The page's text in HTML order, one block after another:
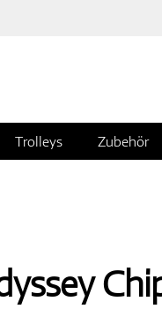
Trolleys Zubehör